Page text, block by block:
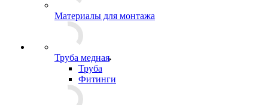
Материалы для монтажа
Труба медная
Труба
Фитинги